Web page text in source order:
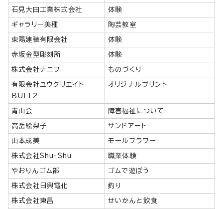
石見大田工業株式会社 体験
ギャラリー美種 陶芸教室
東陽建装有限会社 体験
赤坂金型彫刻所 体験
株式会社ナニワ ものづくり
有限会社ユウクリエイト
BULL2
オリジナルプリント
青山会 障害福祉について
高岳絵梨子 サンドアート
山本成美 モールフラワー
株式会社Shu-Shu 職業体験
やおりんゴム部 ゴムで遊ぼう
株式会社日興電化 釣り
株式会社東昌 せいかんと飲食